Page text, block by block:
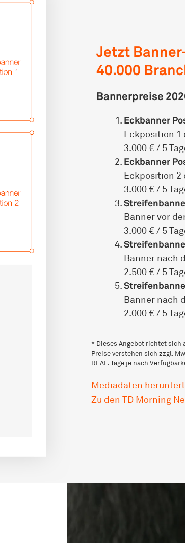
Jetzt
40.000
Bannerpreise
Eckbanner
Eckposition
3.000 € / 5
Eckbanner
Eckposition 2
3.000 € / 5
Banner vor
3.000 € / 5
Banner nach
2.500 € / 5
Banner nach
2.000 € / 5
* Dieses Angebot richtet sich
Preise verstehen sich zzgl.
REAL. Tage je nach
Mediadaten
Zu den TD Morning